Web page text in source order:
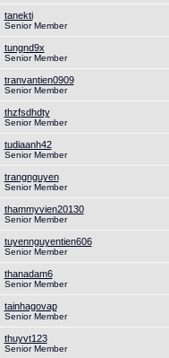
tanekti
Senior Member
tungnd9x
Senior Member
tranvantien0909
Senior Member
thzfsdhdty
Senior Member
tudiaanh42
Senior Member
trangnguyen
Senior Member
thammyvien20130
Senior Member
tuyennguyentien606
Senior Member
thanadam6
Senior Member
tainhagovap
Senior Member
thuyvt123
Senior Member